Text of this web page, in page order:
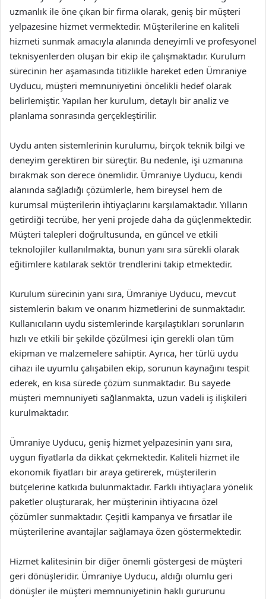
uzmanlık ile öne çıkan bir firma olarak, geniş bir müşteri
yelpazesine hizmet vermektedir. Müşterilerine en kaliteli
hizmeti sunmak amacıyla alanında deneyimli ve profesyonel
teknisyenlerden oluşan bir ekip ile çalışmaktadır. Kurulum
sürecinin her aşamasında titizlikle hareket eden Ümraniye
Uyducu, müşteri memnuniyetini öncelikli hedef olarak
belirlemiştir. Yapılan her kurulum, detaylı bir analiz ve
planlama sonrasında gerçekleştirilir.
Uydu anten sistemlerinin kurulumu, birçok teknik bilgi ve
deneyim gerektiren bir süreçtir. Bu nedenle, işi uzmanına
bırakmak son derece önemlidir. Ümraniye Uyducu, kendi
alanında sağladığı çözümlerle, hem bireysel hem de
kurumsal müşterilerin ihtiyaçlarını karşılamaktadır. Yılların
getirdiği tecrübe, her yeni projede daha da güçlenmektedir.
Müşteri talepleri doğrultusunda, en güncel ve etkili
teknolojiler kullanılmakta, bunun yanı sıra sürekli olarak
eğitimlere katılarak sektör trendlerini takip etmektedir.
Kurulum sürecinin yanı sıra, Ümraniye Uyducu, mevcut
sistemlerin bakım ve onarım hizmetlerini de sunmaktadır.
Kullanıcıların uydu sistemlerinde karşılaştıkları sorunların
hızlı ve etkili bir şekilde çözülmesi için gerekli olan tüm
ekipman ve malzemelere sahiptir. Ayrıca, her türlü uydu
cihazı ile uyumlu çalışabilen ekip, sorunun kaynağını tespit
ederek, en kısa sürede çözüm sunmaktadır. Bu sayede
müşteri memnuniyeti sağlanmakta, uzun vadeli iş ilişkileri
kurulmaktadır.
Ümraniye Uyducu, geniş hizmet yelpazesinin yanı sıra,
uygun fiyatlarla da dikkat çekmektedir. Kaliteli hizmet ile
ekonomik fiyatları bir araya getirerek, müşterilerin
bütçelerine katkıda bulunmaktadır. Farklı ihtiyaçlara yönelik
paketler oluşturarak, her müşterinin ihtiyacına özel
çözümler sunmaktadır. Çeşitli kampanya ve fırsatlar ile
müşterilerine avantajlar sağlamaya özen göstermektedir.
Hizmet kalitesinin bir diğer önemli göstergesi de müşteri
geri dönüşleridir. Ümraniye Uyducu, aldığı olumlu geri
dönüşler ile müşteri memnuniyetinin haklı gururunu